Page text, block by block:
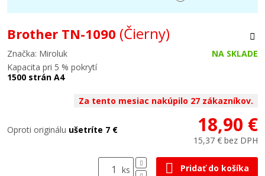
Brother TN-1090 (Čierny)
Značka: Miroluk
NA SKLADE
Kapacita pri 5 % pokrytí
1500 strán A4
Za tento mesiac nakúpilo 27 zákazníkov.
Oproti originálu ušetríte 7 € 18,90 €
15,37 € bez DPH
ks Pridať do košíka